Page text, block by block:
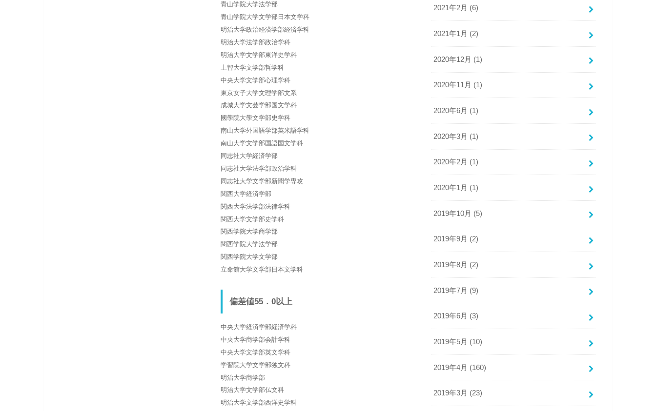
青山学院大学法学部
青山学院大学文学部日本文学科
明治大学政治経済学部経済学科
明治大学法学部政治学科
明治大学文学部東洋史学科
上智大学文学部哲学科
中央大学文学部心理学科
東京女子大学文理学部文系
成城大学文芸学部国文学科
國學院大學文学部史学科
南山大学外国語学部英米語学科
南山大学文学部国語国文学科
同志社大学経済学部
同志社大学法学部政治学科
同志社大学文学部新聞学専攻
関西大学経済学部
関西大学法学部法律学科
関西大学文学部史学科
関西学院大学商学部
関西学院大学法学部
関西学院大学文学部
立命館大学文学部日本文学科
偏差値55．0以上
中央大学経済学部経済学科
中央大学商学部会計学科
中央大学文学部英文学科
学習院大学文学部独文科
明治大学商学部
明治大学文学部仏文科
明治大学文学部西洋史学科
2021年2月 (6)
2021年1月 (2)
2020年12月 (1)
2020年11月 (1)
2020年6月 (1)
2020年3月 (1)
2020年2月 (1)
2020年1月 (1)
2019年10月 (5)
2019年9月 (2)
2019年8月 (2)
2019年7月 (9)
2019年6月 (3)
2019年5月 (10)
2019年4月 (160)
2019年3月 (23)